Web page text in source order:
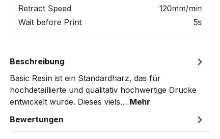
Retract Speed
120mm/min
Wait before Print
5s
Beschreibung
Basic Resin ist ein Standardharz, das für
hochdetaillierte und qualitativ hochwertige Drucke
entwickelt wurde. Dieses viels… Mehr
Bewertungen